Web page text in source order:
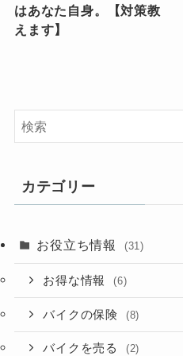
はあなた自身。【対策教
えます】
カテゴリー
お役立ち情報 (31)
お得な情報 (6)
バイクの保険 (8)
バイクを売る (2)